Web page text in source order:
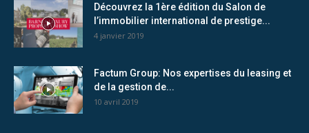
Découvrez la 1ère édition du Salon de
l’immobilier international de prestige...
4 janvier 2019
Factum Group: Nos expertises du leasing et
de la gestion de...
10 avril 2019